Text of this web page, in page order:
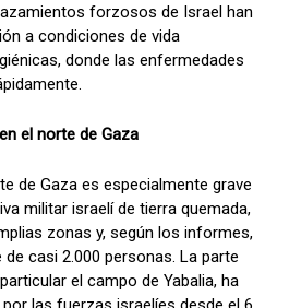
forzosos de Israel han
a condiciones de vida
donde las enfermedades
el norte de Gaza
de Gaza es especialmente grave
militar israelí de tierra quemada,
zonas y, según los informes,
casi 2.000 personas. La parte
el campo de Yabalia, ha